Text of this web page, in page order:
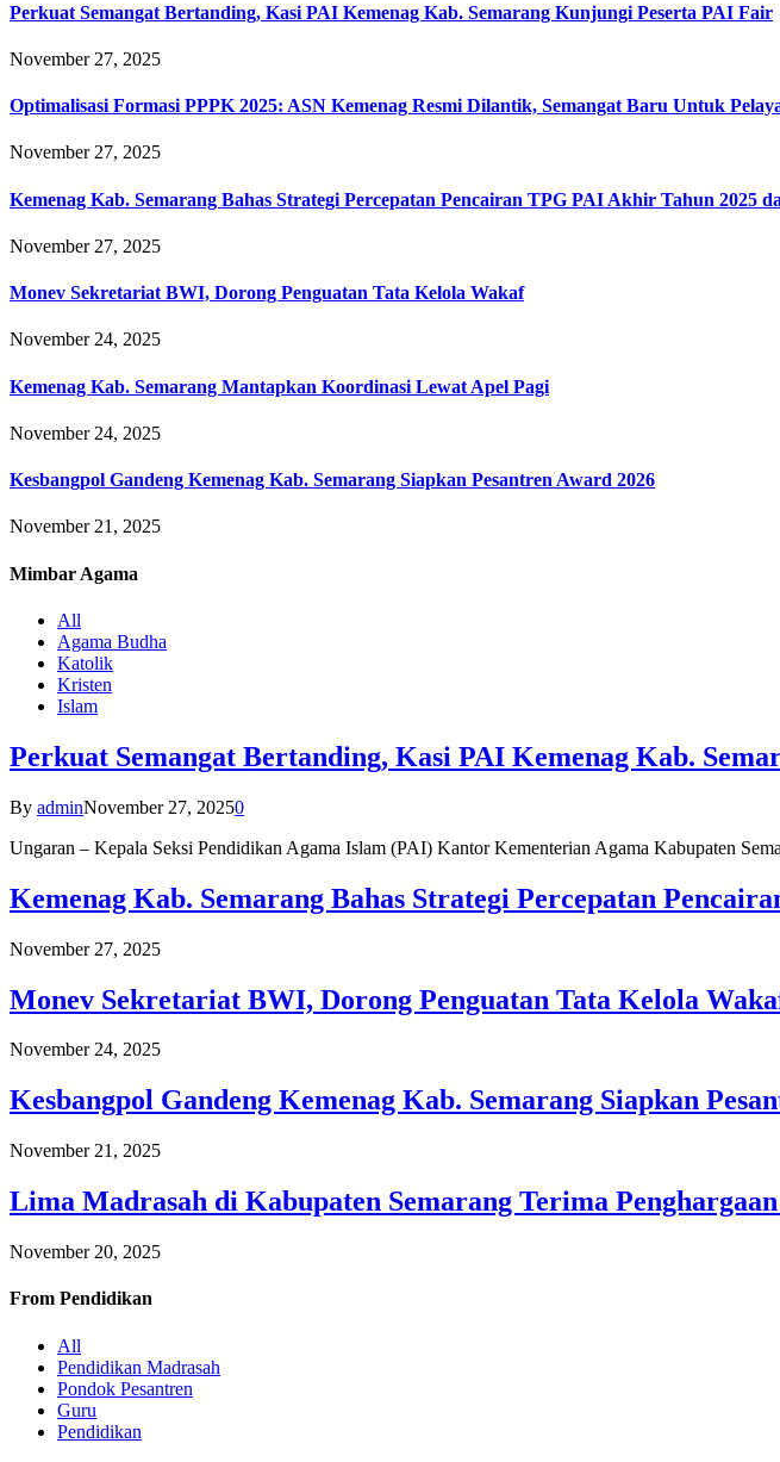
Perkuat Semangat Bertanding, Kasi PAI Kemenag Kab. Semarang Kunjungi Peserta PAI Fair
November 27, 2025
Optimalisasi Formasi PPPK 2025: ASN Kemenag Resmi Dilantik, Semangat Baru Untuk
November 27, 2025
Kemenag Kab. Semarang Bahas Strategi Percepatan Pencairan TPG PAI Akhir Tahun 2025
November 27, 2025
Monev Sekretariat BWI, Dorong Penguatan Tata Kelola Wakaf
November 24, 2025
Kemenag Kab. Semarang Mantapkan Koordinasi Lewat Apel Pagi
November 24, 2025
Kesbangpol Gandeng Kemenag Kab. Semarang Siapkan Pesantren Award 2026
November 21, 2025
Mimbar Agama
All
Agama Budha
Katolik
Kristen
Islam
Perkuat Semangat Bertanding, Kasi PAI Kemenag Kab.
By adminNovember 27, 20250
Ungaran – Kepala Seksi Pendidikan Agama Islam (PAI) Kantor Kementerian Agama Kabupaten
Kemenag Kab. Semarang Bahas Strategi Percepatan
November 27, 2025
Monev Sekretariat BWI, Dorong Penguatan Tata Kelola
November 24, 2025
Kesbangpol Gandeng Kemenag Kab. Semarang Siapkan
November 21, 2025
Lima Madrasah di Kabupaten Semarang Terima
November 20, 2025
From Pendidikan
All
Pendidikan Madrasah
Pondok Pesantren
Guru
Pendidikan